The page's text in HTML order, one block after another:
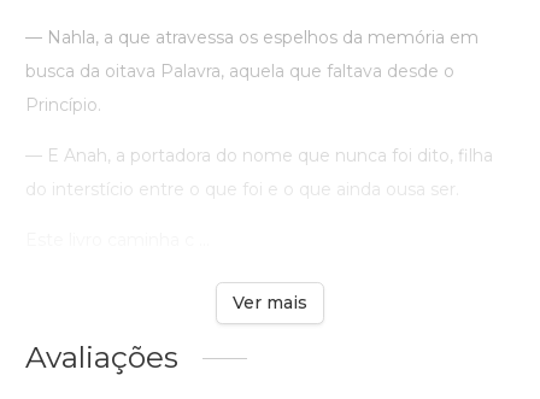
— Nahla, a que atravessa os espelhos da memória em
busca da oitava Palavra, aquela que faltava desde o
Princípio.
— E Anah, a portadora do nome que nunca foi dito, filha
do interstício entre o que foi e o que ainda ousa ser.
Ver mais
Avaliações